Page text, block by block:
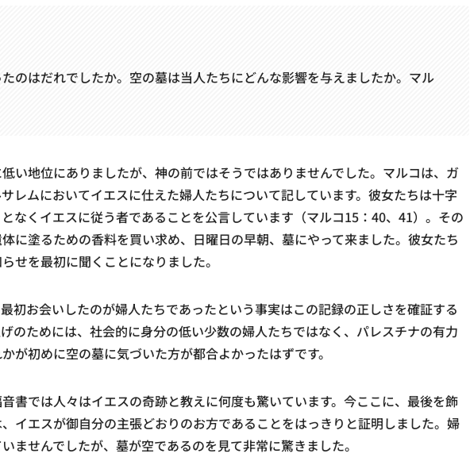
のはだれでしたか。空の墓は当人たちにどんな影響を与えましたか。マル
い地位にありましたが、神の前ではそうではありませんでした。マルコは、ガ
レムにおいてイエスに仕えた婦人たちについて記しています。彼女たちは十字
なくイエスに従う者であることを公言しています（マルコ15：40、41）。その
に塗るための香料を買い求め、日曜日の早朝、墓にやって来ました。彼女たち
せを最初に聞くことになりました。
初お会いしたのが婦人たちであったという事実はこの記録の正しさを確証する
のためには、社会的に身分の低い少数の婦人たちではなく、パレスチナの有力
が初めに空の墓に気づいた方が都合よかったはずです。
書では人々はイエスの奇跡と教えに何度も驚いています。今ここに、最後を飾
イエスが御自分の主張どおりのお方であることをはっきりと証明しました。婦
ませんでしたが、墓が空であるのを見て非常に驚きました。